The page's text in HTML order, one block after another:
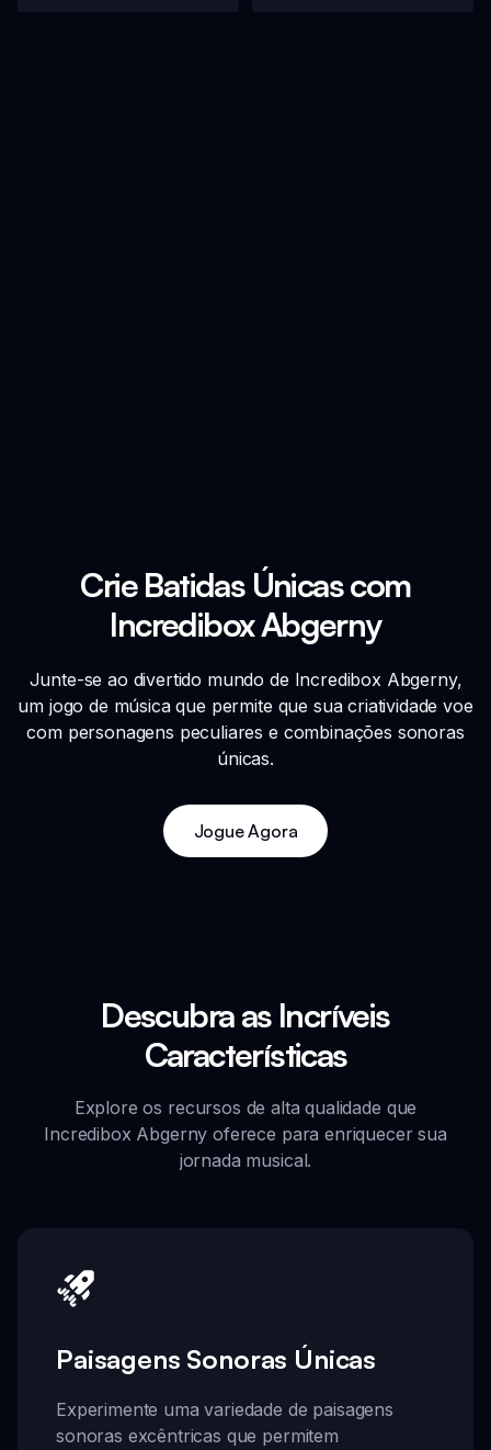
Crie Batidas Únicas com
Incredibox Abgerny
Junte-se ao divertido mundo de Incredibox Abgerny,
um jogo de música que permite que sua criatividade voe
com personagens peculiares e combinações sonoras
únicas.
Jogue Agora
Descubra as Incríveis
Características
Explore os recursos de alta qualidade que
Incredibox Abgerny oferece para enriquecer sua
jornada musical.
Paisagens Sonoras Únicas
Experimente uma variedade de paisagens
sonoras excêntricas que permitem